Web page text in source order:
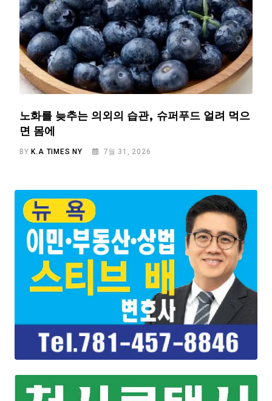
노화를 늦추는 의외의 습관, 슈퍼푸드 얼려 먹으
면 몸에
BYK.A TIMES NY 7월 31, 2026